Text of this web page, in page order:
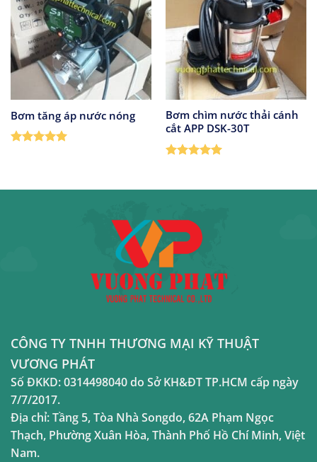
Bơm tăng áp nước nóng
Bơm chìm nước thải cánh
cắt APP DSK-30T
sao
CÔNG TY TNHH THƯƠNG MẠI KỸ THUẬT
VƯƠNG PHÁT
Số ĐKKD:0314498040do Sở KH&ĐT TP.HCM cấp ngày
7/7/2017.
Địa chỉ:Tầng 5, Tòa Nhà Songdo, 62A Phạm Ngọc
Thạch, Phường Xuân Hòa, Thành Phố Hồ Chí Minh, Việt
Nam.